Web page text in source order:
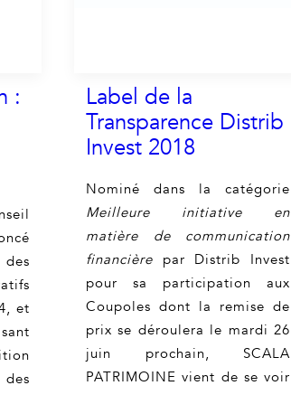
:
et
Label de la
Transparence Distrib
Invest 2018
Nominé dans la catégorie
Meilleure initiative en
matière de communication
financière par Distrib Invest
pour sa participation aux
Coupoles dont la remise de
prix se déroulera le mardi 26
juin prochain, SCALA
PATRIMOINE vient de se voir